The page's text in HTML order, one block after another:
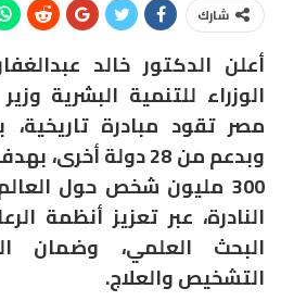
شارك
أعلن الدكتور خالد
الوزراء للتنمية البشرية
مصر تقود مبادرة تاريخية،
وبدعم من 28 دولة
300 مليون شخص حول
النادرة، عبر تعزيز أنظمة
البحث العلمي، وضمان
التشخيص والعلاج.